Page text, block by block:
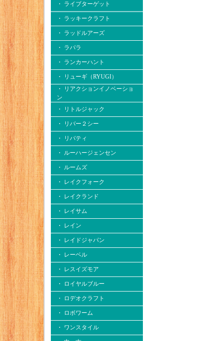
・ ライブターゲット
・ ラッキークラフト
・ ラッドルアーズ
・ ラパラ
・ ランカーハント
・ リューギ（RYUGI）
・ リアクションイノベーショ
ン
・ リトルジャック
・ リバー２シー
・ リバティ
・ ルーハージェンセン
・ ルームズ
・ レイクフォーク
・ レイクランド
・ レイサム
・ レイン
・ レイドジャパン
・ レーベル
・ レスイズモア
・ ロイヤルブルー
・ ロデオクラフト
・ ロボワーム
・ ワンスタイル